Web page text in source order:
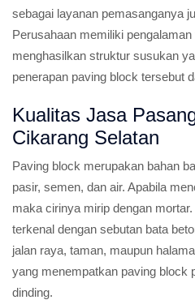
sebagai layanan pemasanganya
Perusahaan memiliki
menghasilkan struktur susukan
penerapan paving block tersebut
Kualitas Jasa
Cikarang Selatan
Paving block merupakan bahan
pasir, semen, dan air. Apabila
maka cirinya mirip dengan
terkenal dengan sebutan bata
jalan raya, taman, maupun
yang menempatkan paving block
dinding.